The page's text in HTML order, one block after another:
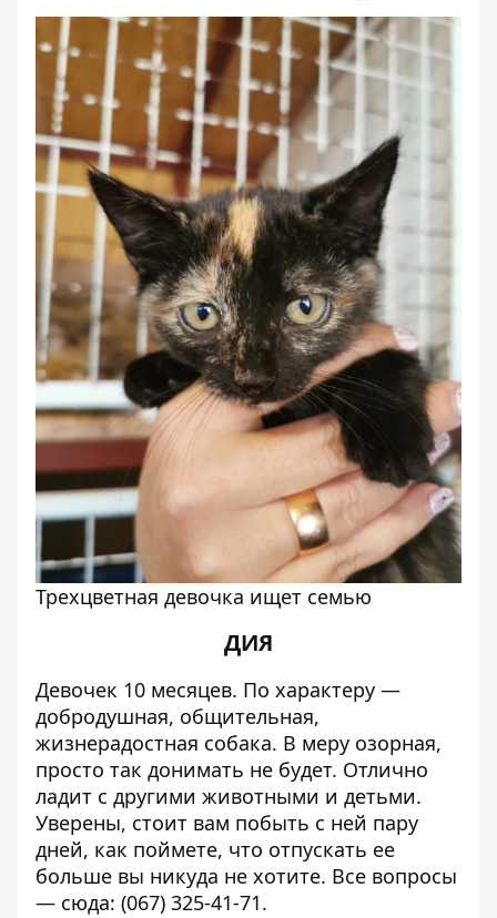
Трехцветная девочка ищет семью
ДИЯ
Девочек 10 месяцев. По характеру —
добродушная, общительная,
жизнерадостная собака. В меру озорная,
просто так донимать не будет. Отлично
ладит с другими животными и детьми.
Уверены, стоит вам побыть с ней пару
дней, как поймете, что отпускать ее
больше вы никуда не хотите. Все вопросы
— сюда: (067) 325-41-71.